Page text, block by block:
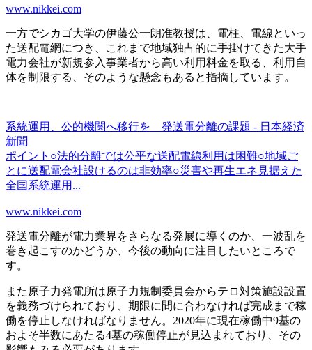
www.nikkei.com
一方でシカゴ大学の伊藤公一朗准教授は、電柱、電線といっ
た送配電網につき、これまで地域独占的に手掛けてきた大手
電力会社が新規参入事業者から高い利用料金を取る、利用自
体を制限する、そのような懸念もあると指摘しています。
系統運用、公的機関へ移行を 発送電分離の課題 - 日本経済
新聞
ポイント○法的分離では公平な送配電線利用は困難○地域ご
とに送配電会社設けるのは非効率○災害や再生エネ見据えた
全国系統運用...
www.nikkei.com
発送電分離が電力業界をさらなる発展に導くのか、一波乱を
巻き起こすのかどうか、今後の動向に注目したいところで
す。
また原子力発電所は原子力規制委員会からテロ対策施設設置
を義務づけられており、期限に間に合わなければ完成まで稼
働を停止しなければなりません。2020年に現在稼働中9基の
およそ半数にあたる4基の稼働停止が見込まれており、その